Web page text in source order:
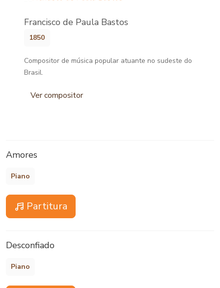
Francisco de Paula Bastos
1850
Compositor de música popular atuante no sudeste do
Brasil.
Ver compositor
Amores
Piano
Partitura
Desconfiado
Piano